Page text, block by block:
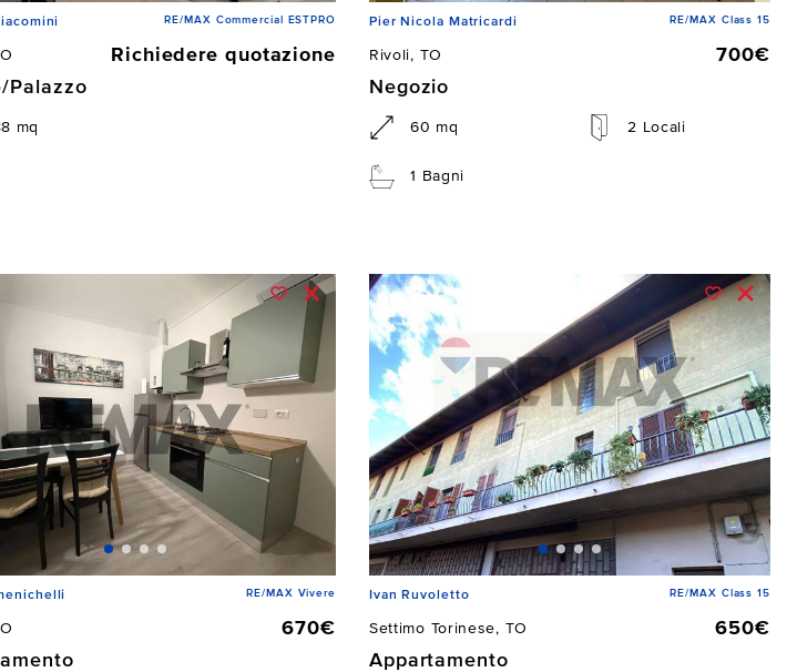
RE/MAX Commercial ESTPRO
Richiedere quotazione
Palazzo
mq
Pier Nicola Matricardi RE/MAX Class 15
Rivoli, TO
700€
Negozio
60 mq 2 Locali
1 Bagni
RE/MAX Vivere
670€
Ivan Ruvoletto RE/MAX Class 15
Settimo Torinese, TO
650€
Appartamento